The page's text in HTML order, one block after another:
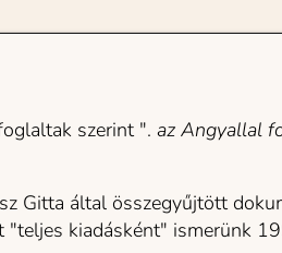
szerint ". az Angyallal
Gitta által összegyűjtött
kiadásként" ismerünk